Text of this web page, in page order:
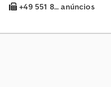
+49 551 8... anúncios